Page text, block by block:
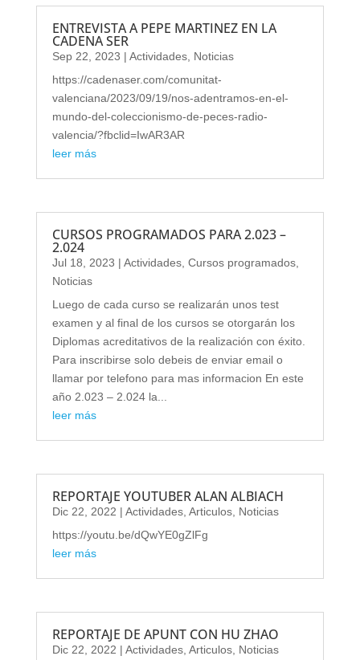
ENTREVISTA A PEPE MARTINEZ EN LA
CADENA SER
Sep 22, 2023 | Actividades, Noticias
https://cadenaser.com/comunitat-
valenciana/2023/09/19/nos-adentramos-en-el-
mundo-del-coleccionismo-de-peces-radio-
valencia/?fbclid=IwAR3AR
leer más
CURSOS PROGRAMADOS PARA 2.023 –
2.024
Jul 18, 2023 | Actividades, Cursos programados,
Noticias
Luego de cada curso se realizarán unos test
examen y al final de los cursos se otorgarán los
Diplomas acreditativos de la realización con éxito.
Para inscribirse solo debeis de enviar email o
llamar por telefono para mas informacion En este
año 2.023 – 2.024 la...
leer más
REPORTAJE YOUTUBER ALAN ALBIACH
Dic 22, 2022 | Actividades, Articulos, Noticias
https://youtu.be/dQwYE0gZlFg
leer más
REPORTAJE DE APUNT CON HU ZHAO
Dic 22, 2022 | Actividades, Articulos, Noticias